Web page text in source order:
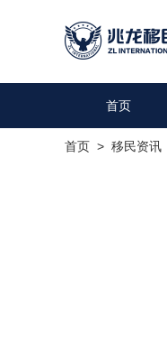
首页
首页 > 移民资讯